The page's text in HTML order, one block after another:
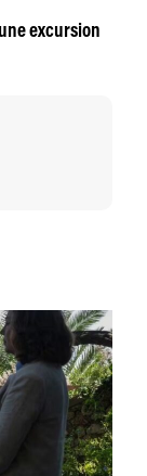
excursion